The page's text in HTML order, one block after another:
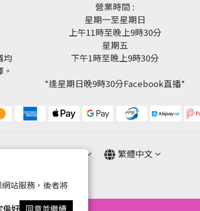
站服務，後者將
偏好 同意並繼續
均
營業時間 :
星期一至星期日
上午11時至晚上9時30分
星期五
下午1時至晚上9時30分
*逢星期日晚9時30分Facebook直播*
繁體中文